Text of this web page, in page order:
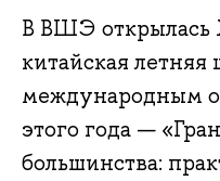
В ВШЭ открылась
китайская летняя
международным
этого года —
большинства: